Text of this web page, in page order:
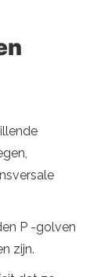
P -golven
zijn.